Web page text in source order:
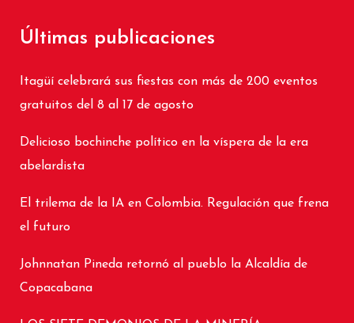
Últimas publicaciones
Itagüí celebrará sus fiestas con más de 200 eventos
gratuitos del 8 al 17 de agosto
Delicioso bochinche político en la víspera de la era
abelardista
El trilema de la IA en Colombia. Regulación que frena
el futuro
Johnnatan Pineda retornó al pueblo la Alcaldía de
Copacabana